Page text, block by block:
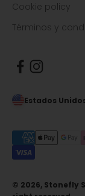
Cookie policy
Términos y
Estados
© 2026, Stonefly